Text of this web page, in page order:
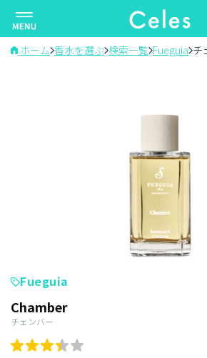
ナ
ビ
ゲ ホーム 香水を選ぶ 検索一覧 Fueguia チ
Fueguia
Chamber
チェンバー